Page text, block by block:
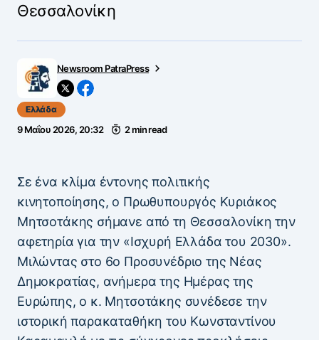
Θεσσαλονίκη
Newsroom PatraPress
Ελλάδα
9 Μαΐου 2026, 20:32 2 min read
Σε ένα κλίμα έντονης πολιτικής
κινητοποίησης, ο Πρωθυπουργός Κυριάκος
Μητσοτάκης σήμανε από τη Θεσσαλονίκη την
αφετηρία για την «Ισχυρή Ελλάδα του 2030».
Μιλώντας στο 6ο Προσυνέδριο της Νέας
Δημοκρατίας, ανήμερα της Ημέρας της
Ευρώπης, ο κ. Μητσοτάκης συνέδεσε την
ιστορική παρακαταθήκη του Κωνσταντίνου